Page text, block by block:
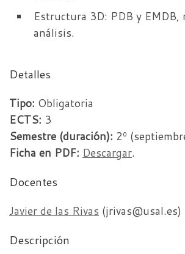
Estructura 3D: PDB y EMDB,
análisis.
Detalles
Tipo: Obligatoria
ECTS: 3
Semestre (duración): 2º
Ficha en PDF: Descargar.
Docentes
Javier de las Rivas (jrivas@usal.es)
Descripción